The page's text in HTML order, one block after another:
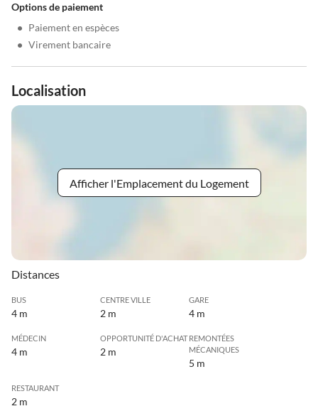
Options de paiement
• Paiement en espèces
• Virement bancaire
Localisation
Afficher l'Emplacement du Logement
Distances
BUS
4 m
CENTRE VILLE
2 m
GARE
4 m
MÉDECIN
4 m
OPPORTUNITÉ D'ACHAT
2 m
REMONTÉES
MÉCANIQUES
5 m
RESTAURANT
2 m